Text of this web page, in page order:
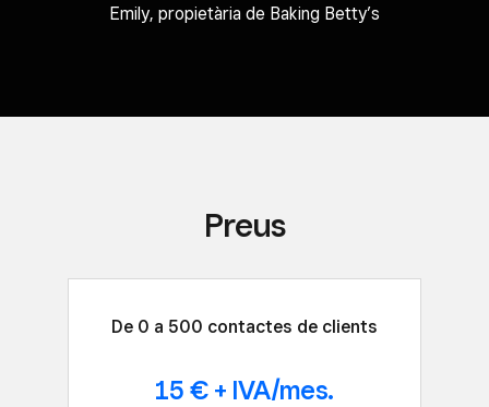
Emily, propietària de Baking Betty’s
Preus
De 0 a 500 contactes de clients
15 € + IVA/mes.